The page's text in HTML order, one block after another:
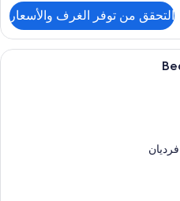
التحقق من توفر الغرف والأسعار